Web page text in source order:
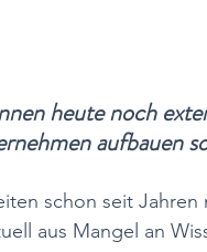
heute noch
aufbauen
schon seit
aus Mangel an